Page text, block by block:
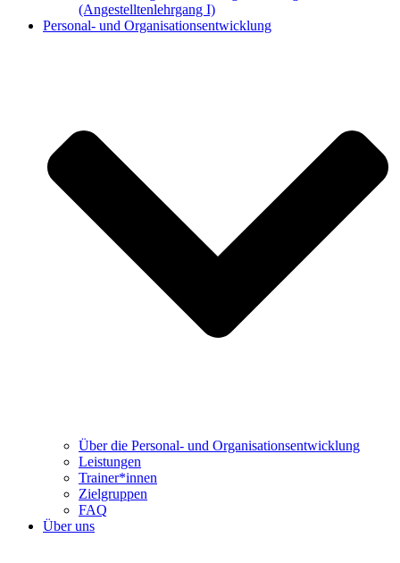
(Angestelltenlehrgang I)
Personal- und Organisationsentwicklung
Über die Personal- und Organisationsentwicklung
Leistungen
Trainer*innen
Zielgruppen
FAQ
Über uns